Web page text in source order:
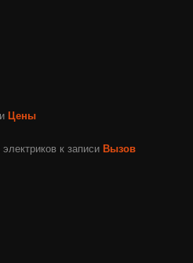
Цены
к записиВызов